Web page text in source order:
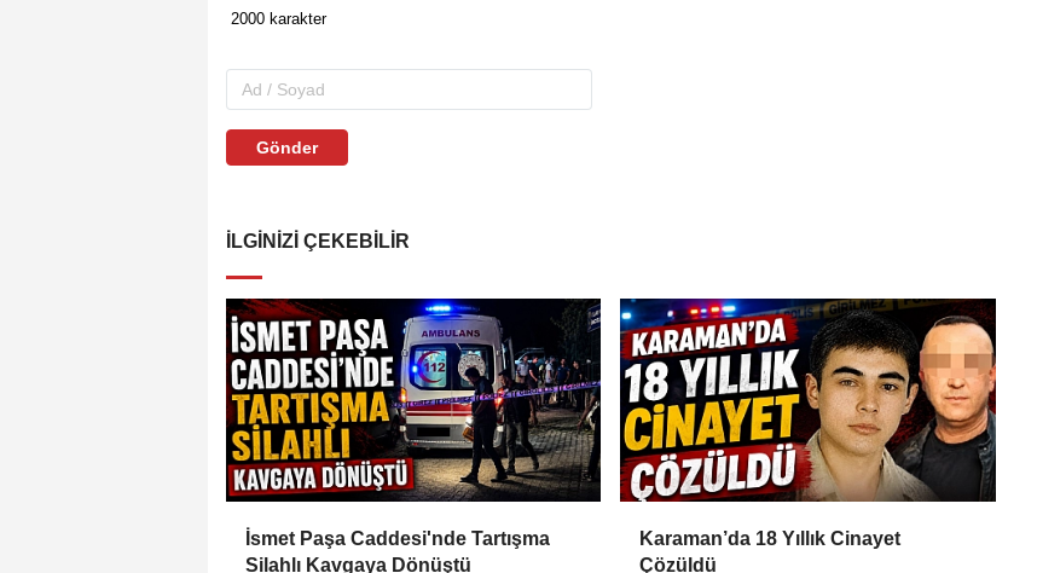
Gönder
İLGINIZI ÇEKEBILIR
İsmet Paşa Caddesi'nde Tartışma
Silahlı Kavgaya Dönüştü
Karaman’da 18 Yıllık Cinayet
Çözüldü